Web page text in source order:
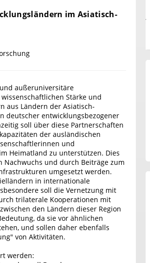
im Asiatisch-
außeruniversitäre
Stärke und
aus Ländern der Asiatisch-
deutscher entwicklungsbezogener
soll über diese Partnerschaften
der ausländischen
und
Heimatland zu unterstützen. Dies
und durch Beiträge zum
umgesetzt werden.
in internationale
soll die Vernetzung mit
trilaterale Kooperationen mit
den Ländern dieser Region
da sie vor ähnlichen
und sollen daher ebenfalls
von Aktivitäten.
werden: